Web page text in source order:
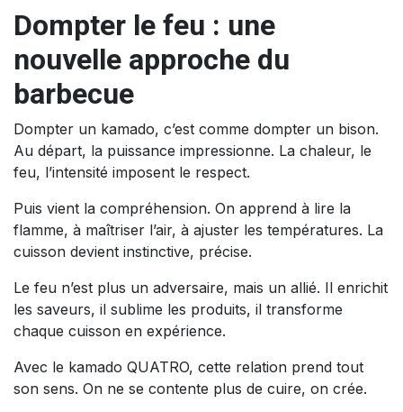
Dompter le feu : une
nouvelle approche du
barbecue
Dompter un kamado, c’est comme dompter un bison.
Au départ, la puissance impressionne. La chaleur, le
feu, l’intensité imposent le respect.
Puis vient la compréhension. On apprend à lire la
flamme, à maîtriser l’air, à ajuster les températures. La
cuisson devient instinctive, précise.
Le feu n’est plus un adversaire, mais un allié. Il enrichit
les saveurs, il sublime les produits, il transforme
chaque cuisson en expérience.
Avec le kamado QUATRO, cette relation prend tout
son sens. On ne se contente plus de cuire, on crée.